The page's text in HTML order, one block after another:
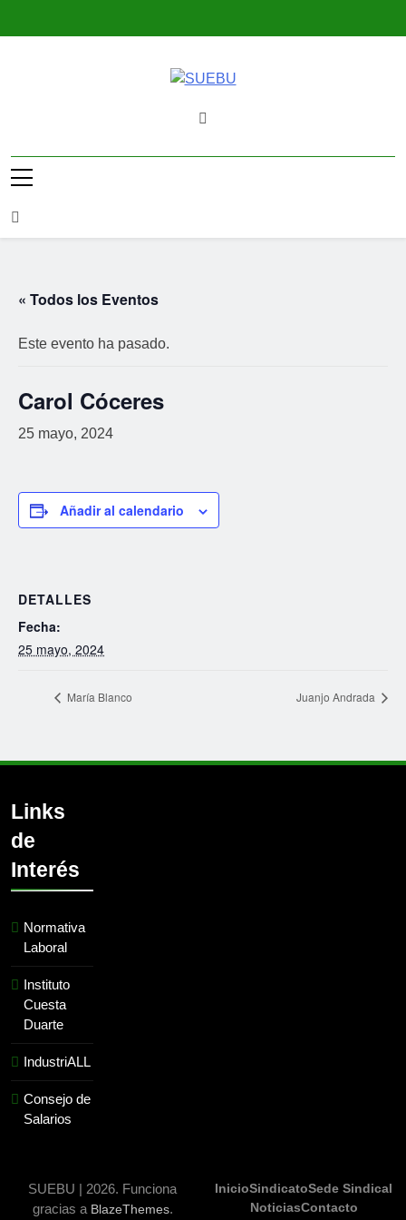
SUEBU
« Todos los Eventos
Este evento ha pasado.
Carol Cóceres
25 mayo, 2024
Añadir al calendario
DETALLES
Fecha:
25 mayo, 2024
María Blanco Juanjo Andrada
Links
de
Interés
Normativa
Laboral
Instituto
Cuesta
Duarte
IndustriALL
Consejo de
Salarios
SUEBU | 2026. Funciona
gracias a BlazeThemes.
InicioSindicatoSede Sindical
NoticiasContacto